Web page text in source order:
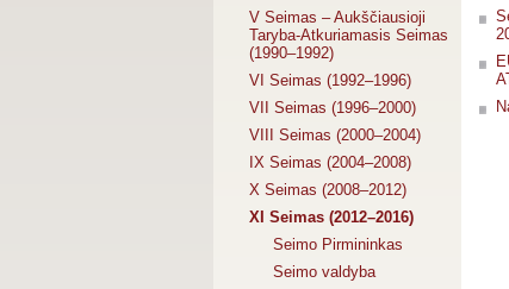
V Seimas – Aukščiausioji
Taryba-Atkuriamasis Seimas
(1990–1992)
VI Seimas (1992–1996)
VII Seimas (1996–2000)
VIII Seimas (2000–2004)
IX Seimas (2004–2008)
X Seimas (2008–2012)
XI Seimas (2012–2016)
Seimo Pirmininkas
Seimo valdyba